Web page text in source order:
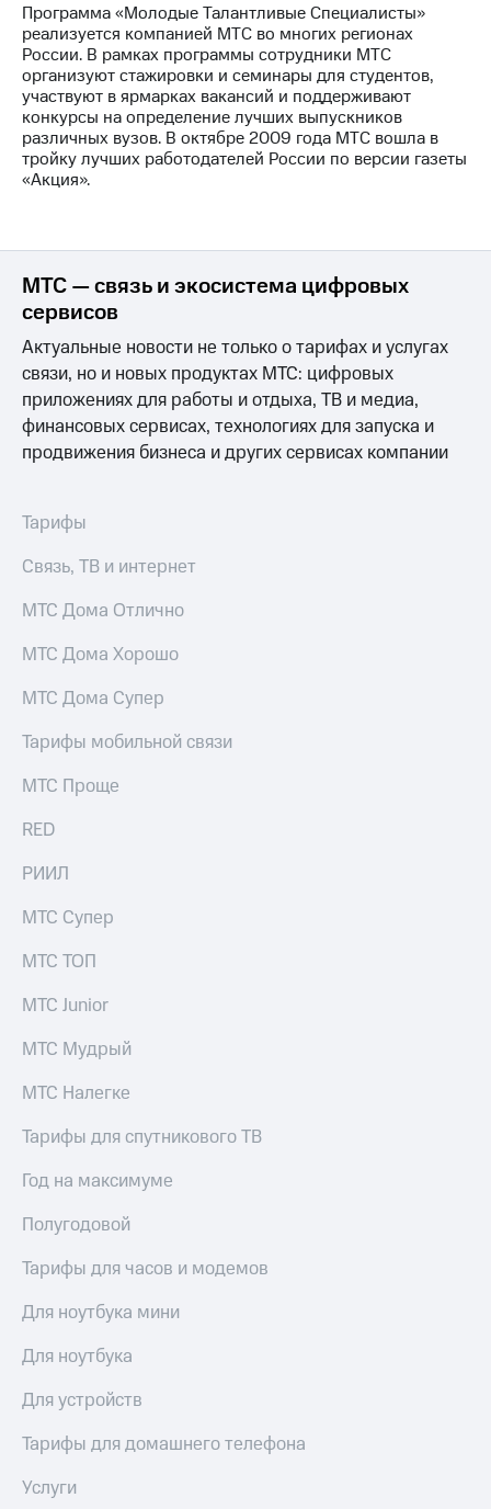
Информация
акционерам
Документы
ПАО
"МТС"
Собрания
акционеров
Личный
капитал
и
аудит
акций
Описание
Программа
приобретения
Порядок
облигаций
Описание
Еврооблигации-2023
Уведомление
о
погашении
именных
Другое
Регистратор
этика
Программа «Молодые Талантливые Специалисты»
реализуется компанией МТС во многих регионах
России. В рамках программы сотрудники МТС
организуют стажировки и семинары для студентов,
участвуют в ярмарках вакансий и поддерживают
конкурсы на определение лучших выпускников
различных вузов. В октябре 2009 года МТС вошла в
тройку лучших работодателей России по версии газеты
«Акция».
МТС — связь и экосистема цифровых
сервисов
Актуальные новости не только о тарифах и услугах
связи, но и новых продуктах МТС: цифровых
приложениях для работы и отдыха, ТВ и медиа,
финансовых сервисах, технологиях для запуска и
продвижения бизнеса и других сервисах компании
Тарифы
Связь, ТВ и интернет
МТС Дома Отлично
МТС Дома Хорошо
МТС Дома Супер
Тарифы мобильной связи
МТС Проще
RED
РИИЛ
МТС Супер
МТС ТОП
МТС Junior
МТС Мудрый
МТС Налегке
Тарифы для спутникового ТВ
Год на максимуме
Полугодовой
Тарифы для часов и модемов
Для ноутбука мини
Для ноутбука
Для устройств
Тарифы для домашнего телефона
Услуги